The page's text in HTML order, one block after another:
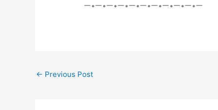
ー•ー•ー•ー•ー•ー•ー•ー•ー•ー•ー
← Previous Post